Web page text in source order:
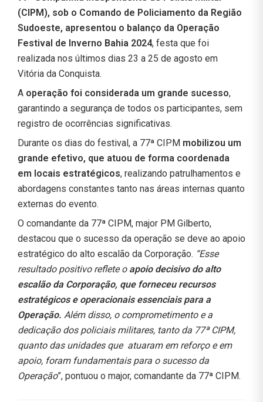
(CIPM), sob o Comando de Policiamento da Região
Sudoeste, apresentou o balanço da Operação
Festival de Inverno Bahia 2024, festa que foi
realizada nos últimos dias 23 a 25 de agosto em
Vitória da Conquista.
A operação foi considerada um grande sucesso,
garantindo a segurança de todos os participantes, sem
registro de ocorrências significativas.
Durante os dias do festival, a 77ª CIPM mobilizou um
grande efetivo, que atuou de forma coordenada
em locais estratégicos, realizando patrulhamentos e
abordagens constantes tanto nas áreas internas quanto
externas do evento.
O comandante da 77ª CIPM, major PM Gilberto,
destacou que o sucesso da operação se deve ao apoio
estratégico do alto escalão da Corporação. “Esse
resultado positivo reflete o apoio decisivo do alto
escalão da Corporação, que forneceu recursos
estratégicos e operacionais essenciais para a
Operação. Além disso, o comprometimento e a
dedicação dos policiais militares, tanto da 77ª CIPM,
quanto das unidades que atuaram em reforço e em
apoio, foram fundamentais para o sucesso da
Operação”, pontuou o major, comandante da 77ª CIPM.